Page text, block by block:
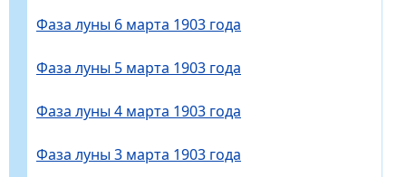
Фаза луны 6 марта 1903 года
Фаза луны 5 марта 1903 года
Фаза луны 4 марта 1903 года
Фаза луны 3 марта 1903 года